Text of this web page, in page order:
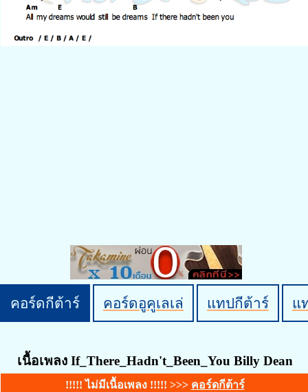
คอร์ดกีต้าร์ คอร์ดอูคูเลเล่ แทปกีต้าร์ แ
เนื้อเพลง If_There_Hadn't_Been_You Billy Dean
!!!!! ไม่มีเนื้อเพลง !!!!! >>> คอร์ดกีต้าร์